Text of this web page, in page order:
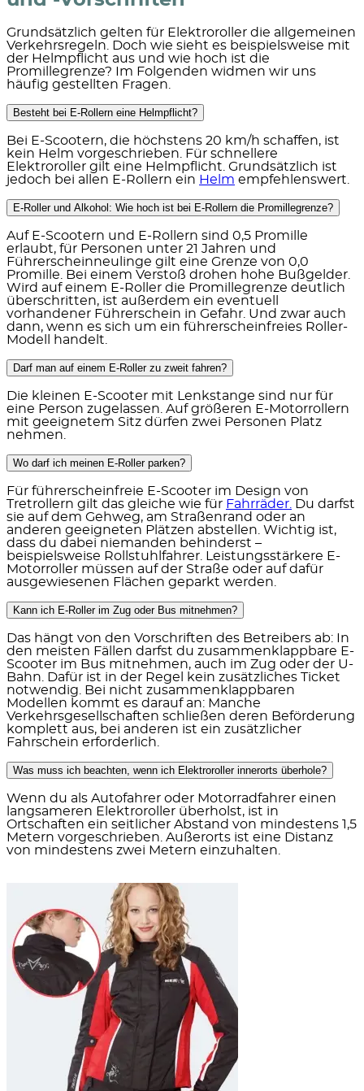
Grundsätzlich gelten für Elektroroller die allgemeinen
Verkehrsregeln. Doch wie sieht es beispielsweise mit
der Helmpflicht aus und wie hoch ist die
Promillegrenze? Im Folgenden widmen wir uns
häufig gestellten Fragen.
Besteht bei E-Rollern eine Helmpflicht?
Bei E-Scootern, die höchstens 20 km/h schaffen, ist
kein Helm vorgeschrieben. Für schnellere
Elektroroller gilt eine Helmpflicht. Grundsätzlich ist
jedoch bei allen E-Rollern ein Helm empfehlenswert.
E-Roller und Alkohol: Wie hoch ist bei E-Rollern die Promillegrenze?
Auf E-Scootern und E-Rollern sind 0,5 Promille
erlaubt, für Personen unter 21 Jahren und
Führerscheinneulinge gilt eine Grenze von 0,0
Promille. Bei einem Verstoß drohen hohe Bußgelder.
Wird auf einem E-Roller die Promillegrenze deutlich
überschritten, ist außerdem ein eventuell
vorhandener Führerschein in Gefahr. Und zwar auch
dann, wenn es sich um ein führerscheinfreies Roller-
Modell handelt.
Darf man auf einem E-Roller zu zweit fahren?
Die kleinen E-Scooter mit Lenkstange sind nur für
eine Person zugelassen. Aufgrößeren E-Motorrollern
mit geeignetem Sitz dürfen zwei Personen Platz
nehmen.
Wo darf ich meinen E-Roller parken?
Für führerscheinfreie E-Scooter im Design von
Tretrollern gilt das gleiche wie für Fahrräder. Du darfst
sie auf dem Gehweg, am Straßenrand oder an
anderen geeigneten Plätzen abstellen. Wichtig ist,
dass du dabei niemanden behinderst –
beispielsweise Rollstuhlfahrer. Leistungsstärkere E-
Motorroller müssen auf der Straße oder auf dafür
ausgewiesenen Flächen geparkt werden.
Kann ich E-Roller im Zug oder Bus mitnehmen?
Das hängt von den Vorschriften des Betreibers ab:
In
den meisten Fällen darfst du zusammenklappbare E-
Scooter im Bus mitnehmen, auch im Zug oder der U-
Bahn. Dafür ist in der Regel kein zusätzliches Ticket
notwendig. Bei nicht zusammenklappbaren
Modellen kommt es darauf an: Manche
Verkehrsgesellschaften schließen deren Beförderung
komplett aus, bei anderen ist ein zusätzlicher
Fahrschein erforderlich.
Was muss ich beachten, wenn ich Elektroroller innerorts überhole?
Wenn du als Autofahrer oder Motorradfahrer einen
langsameren Elektroroller überholst, ist in
Ortschaften ein seitlicher Abstand von mindestens 1,5
Metern vorgeschrieben. Außerorts ist eine Distanz
von mindestens zwei Metern einzuhalten.